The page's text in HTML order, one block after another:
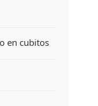
en cubitos